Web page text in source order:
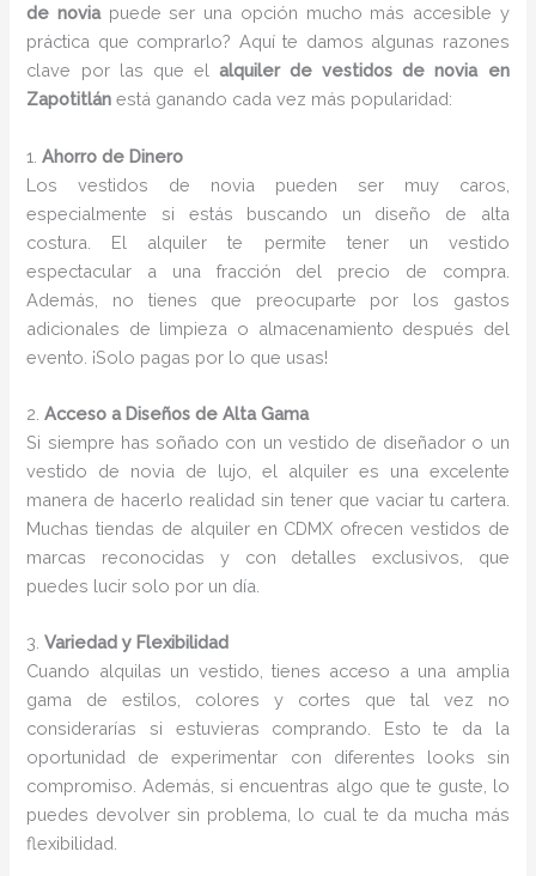
de noviapuede ser una opción mucho más accesible y
práctica que comprarlo? Aquí te damos algunas razones
clave por las que el alquiler de vestidos de novia en
Zapotitlán está ganando cada vez más popularidad:
1.Ahorro de Dinero
Los vestidos de novia pueden ser muy caros,
especialmente si estás buscando un diseño de alta
costura. El alquiler te permite tener un vestido
espectacular a una fracción del precio de compra.
Además, no tienes que preocuparte por los gastos
adicionales de limpieza o almacenamiento después del
evento. ¡Solo pagas por lo que usas!
2.Acceso a Diseños de Alta Gama
Si siempre has soñado con un vestido de diseñador o un
vestido de novia de lujo, el alquiler es una excelente
manera de hacerlo realidad sin tener que vaciar tu cartera.
Muchas tiendas de alquiler en CDMX ofrecen vestidos de
marcas reconocidas y con detalles exclusivos, que
puedes lucir solo por un día.
3.Variedad y Flexibilidad
Cuando alquilas un vestido, tienes acceso a una amplia
gama de estilos, colores y cortes que tal vez no
considerarías si estuvieras comprando. Esto te da la
oportunidad de experimentar con diferentes looks sin
compromiso. Además, si encuentras algo que te guste, lo
puedes devolver sin problema, lo cual te da mucha más
flexibilidad.